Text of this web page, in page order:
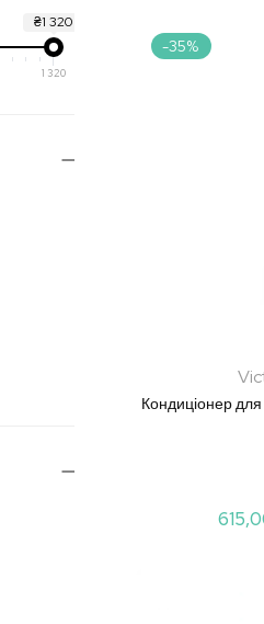
-35%
Кондиціонер
₴1 320
1 320